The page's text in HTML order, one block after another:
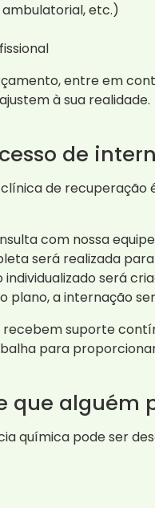
etc.)
entre em
à sua realidade.
de
de recuperação
com nossa
será realizada
será
plano, a internação
suporte
para
que alguém
química pode ser